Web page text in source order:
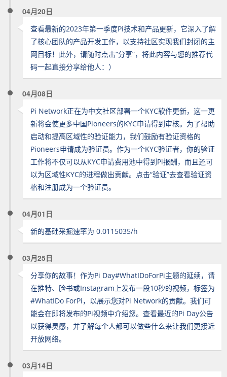
04月20日
查看最新的2023年第一季度Pi技术和产品更新，它深入了解
了核心团队的产品开发工作，以支持社区实现我们封闭的主
网目标！此外，请随时点击“分享”，将此内容与您的推荐代
码一起直接分享给他人：）
04月08日
Pi Network正在为中文社区部署一个KYC软件更新，这一更
新将会使更多中国Pioneers的KYC申请得到审核。为了帮助
启动和提高区域性的验证能力，我们鼓励有验证资格的
Pioneers申请成为验证员。作为一个KYC验证者，你的验证
工作将不仅可以从KYC申请费用池中得到Pi报酬，而且还可
以为区域性KYC的进程做出贡献。点击“验证”去查看验证资
格和注册成为一个验证员。
04月01日
新的基础采掘速率为 0.0115035/h
03月25日
分享你的故事！作为Pi Day#WhatIDoForPi主题的延续，请
在推特、脸书或Instagram上发布一段10秒的视频，标签为
#WhatIDo ForPi，以展示您对Pi Network的贡献。我们可
能会在即将发布的Pi视频中介绍您。查看最近的Pi Day公告
以获得灵感，并了解每个人都可以做些什么来让我们更接近
开放网络。
03月14日